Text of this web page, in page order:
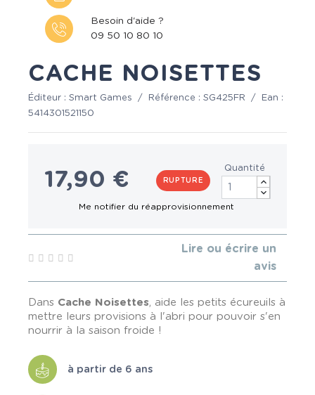
Besoin d'aide ?
09 50 10 80 10
CACHE NOISETTES
Éditeur : Smart Games / Référence : SG425FR /
Ean :
5414301521150
17,90 € RUPTURE
Quantité
Lire ou écrire un
avis
Dans Cache Noisettes, aide les petits écureuils à
mettre leurs provisions à l'abri pour pouvoir s'en
nourrir à la saison froide !
à partir de 6 ans